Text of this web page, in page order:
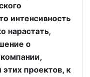
интенсивность
нарастать,
о
проектов, к